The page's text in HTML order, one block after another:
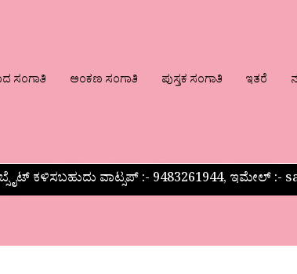
ಸಂಗಾತಿ ಅಂಕಣ ಸಂಗಾತಿ ಪುಸ್ತಕ ಸಂಗಾತಿ ಇತರೆ
ಕಳಿಸಬಹುದು ವಾಟ್ಸಪ್‌ :- 9483261944, ಇಮೇಲ್ :-